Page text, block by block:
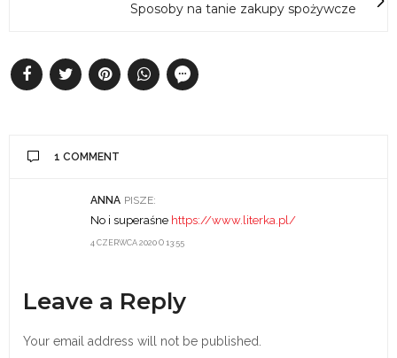
Sposoby na tanie zakupy spożywcze
1 COMMENT
ANNA PISZE:
4 CZERWCA 2020 O 13:55
No i superaśne https://www.literka.pl/
Leave a Reply
Your email address will not be published.